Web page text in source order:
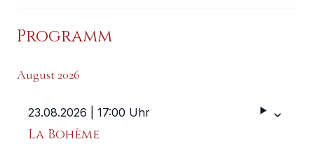
Programm
August 2026
23.08.2026 | 17:00 Uhr
La Bohème
Weitere